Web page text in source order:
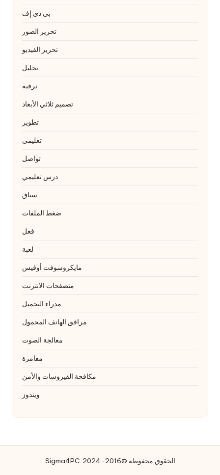
بي دي إف
تحرير الصور
تحرير الفيديو
تحليل
ترفيه
تصميم ثلاثي الأبعاد
تطوير
تعليمي
تواصل
درس تعليمي
سباق
ضغط الملفات
فعل
لعبة
مايكروسوفت أوفيس
متصفحات الانترنت
مدراء التحميل
مرافق الهاتف المحمول
معالجة الصوت
مفامرة
مكافحة الفيروسات والأمن
ويندوز
Sigma4PC. الحقوق محفوظة ©2016-2024